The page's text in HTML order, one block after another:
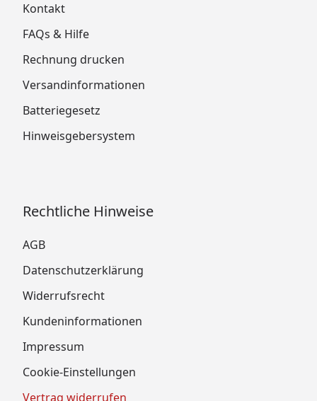
Kontakt
FAQs & Hilfe
Rechnung drucken
Versandinformationen
Batteriegesetz
Hinweisgebersystem
Rechtliche Hinweise
AGB
Datenschutzerklärung
Widerrufsrecht
Kundeninformationen
Impressum
Cookie-Einstellungen
Vertrag widerrufen